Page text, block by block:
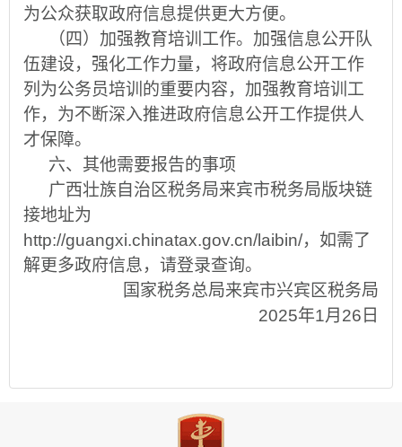
为公众获取政府信息提供更大方便。
（四）加强教育培训工作。加强信息公开队
伍建设，强化工作力量，将政府信息公开工作
列为公务员培训的重要内容，加强教育培训工
作，为不断深入推进政府信息公开工作提供人
才保障。
六、其他需要报告的事项
广西壮族自治区税务局来宾市税务局版块链
接地址为
http://guangxi.chinatax.gov.cn/laibin/，如需了
解更多政府信息，请登录查询。
国家税务总局来宾市兴宾区税务局
2025年1月 26 日